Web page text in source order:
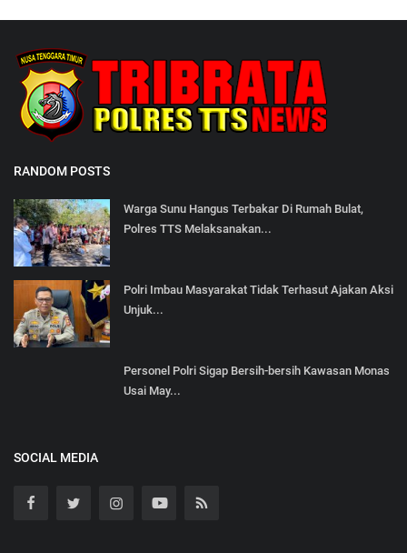
RANDOM POSTS
Warga Sunu Hangus Terbakar Di Rumah Bulat,
Polres TTS Melaksanakan...
Polri Imbau Masyarakat Tidak Terhasut Ajakan Aksi
Unjuk...
Personel Polri Sigap Bersih-bersih Kawasan Monas
Usai May...
SOCIAL MEDIA